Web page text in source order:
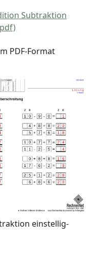
Subtraktion
PDF-Format
einstellig-